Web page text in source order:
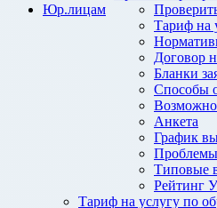
Тариф на
Договор
Бланки
Способы
Анкета
График
Типовые
Рейтинг
Юр.лицам
Тариф на услугу по